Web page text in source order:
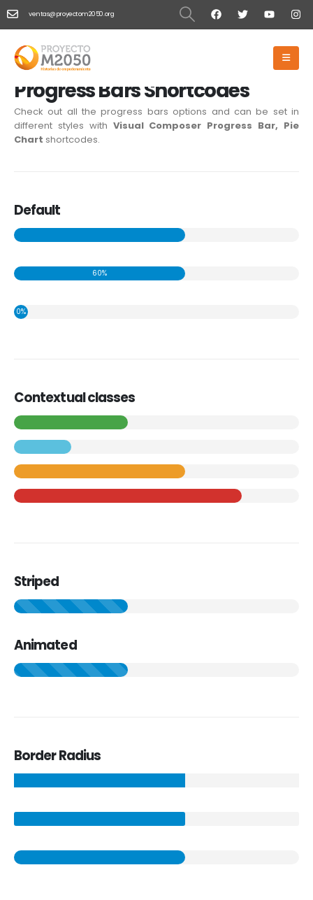
ventas@proyectom2050.org
Progress Bars
Progress Bars Shortcodes
Check out all the progress bars options and can be set in
different styles with Visual Composer Progress Bar, Pie
Chart shortcodes.
Default
60%
0%
Contextual classes
Striped
Animated
Border Radius